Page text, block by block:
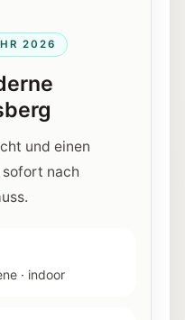
2026
und einen
nach
· indoor